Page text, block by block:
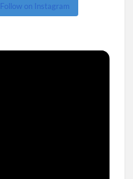
Follow on Instagram